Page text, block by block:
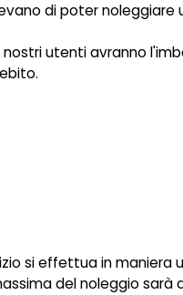
di poter noleggiare
nostri utenti avranno
si effettua in maniera
del noleggio sarà